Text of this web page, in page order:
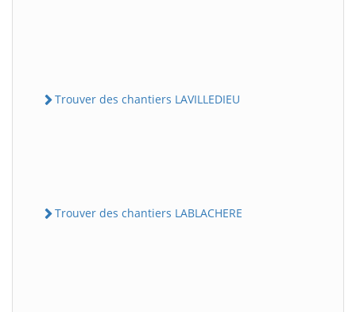
Trouver des chantiers LAVILLEDIEU
Trouver des chantiers LABLACHERE